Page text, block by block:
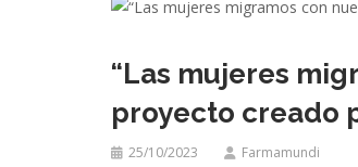
“Las mujeres
proyecto creado
25/10/2023
Farmamundi